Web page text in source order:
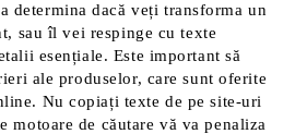
determina dacă veți transforma un
sau îl vei respinge cu texte
esențiale. Este important să
ale produselor, care sunt oferite
Nu copiați texte de pe site-uri
motoare de căutare vă va penaliza